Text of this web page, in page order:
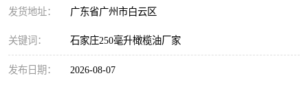
发货地址： 广东省广州市白云区
关键词： 石家庄250毫升橄榄油厂家
发布日期： 2026-08-07